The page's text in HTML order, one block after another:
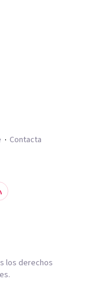
Contacta
los derechos
.